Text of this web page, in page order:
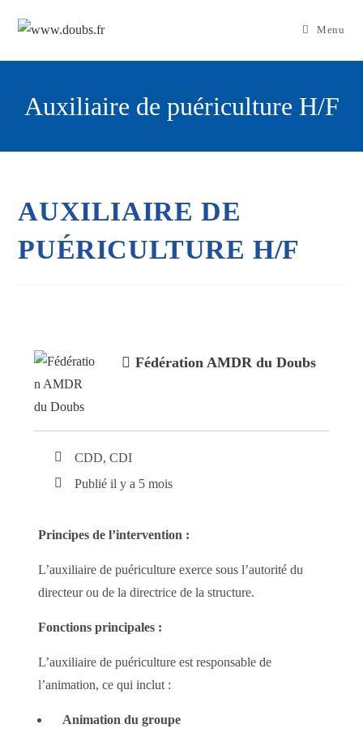
Menu
Auxiliaire de puériculture H/F
AUXILIAIRE DE
PUÉRICULTURE H/F
Fédération AMDR du Doubs
CDD, CDI
Publié il y a 5 mois
Principes de l’intervention :
L’auxiliaire de puériculture exerce sous l’autorité du
directeur ou de la directrice de la structure.
Fonctions principales :
L’auxiliaire de puériculture est responsable de
l’animation, ce qui inclut :
Animation du groupe